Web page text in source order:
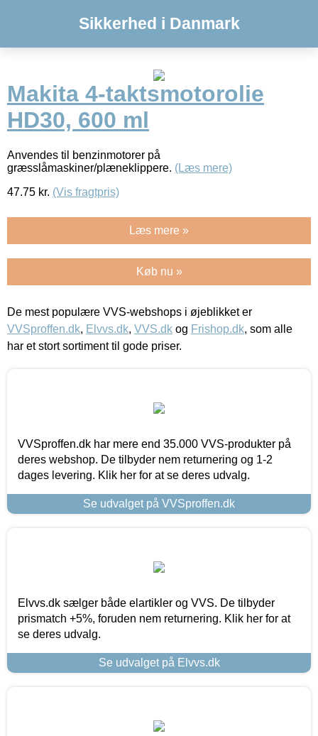
Sikkerhed i Danmark
Makita 4-taktsmotorolie
HD30, 600 ml
Anvendes til benzinmotorer på
græsslåmaskiner/plæneklippere. (Læs mere)
47.75 kr. (Vis fragtpris)
Læs mere »
Køb nu »
De mest populære VVS-webshops i øjeblikket er
VVSproffen.dk, Elvvs.dk, VVS.dk og Frishop.dk, som alle
har et stort sortiment til gode priser.
VVSproffen.dk har mere end 35.000 VVS-produkter på
deres webshop. De tilbyder nem returnering og 1-2
dages levering. Klik her for at se deres udvalg.
Se udvalget på VVSproffen.dk
Elvvs.dk sælger både elartikler og VVS. De tilbyder
prismatch +5%, foruden nem returnering. Klik her for at
se deres udvalg.
Se udvalget på Elvvs.dk